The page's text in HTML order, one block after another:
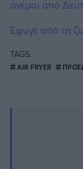
άνεμοι από
Έφυγε από τη
TAGS:
AIR FRYER